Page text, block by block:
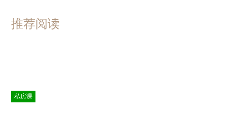
推荐阅读
私房课